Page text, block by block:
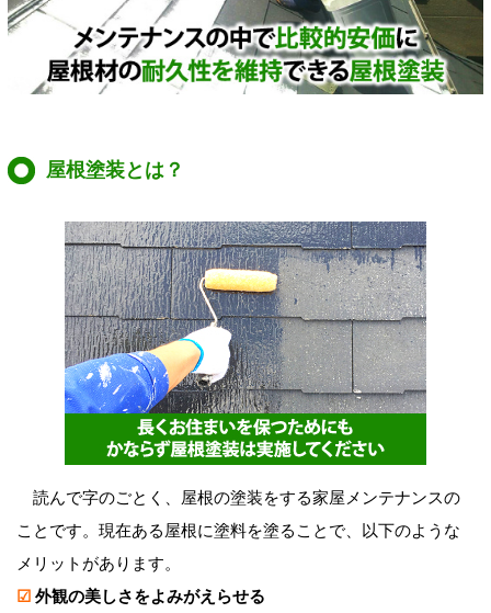
屋根塗装とは？
読んで字のごとく、屋根の塗装をする家屋メンテナンスの
ことです。現在ある屋根に塗料を塗ることで、以下のような
メリットがあります。
☑外観の美しさをよみがえらせる